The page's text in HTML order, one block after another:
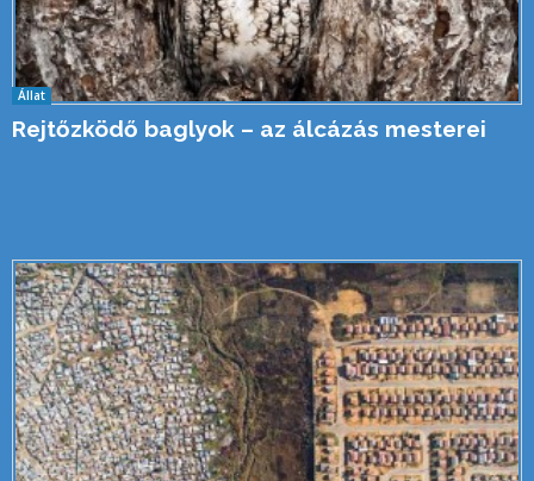
Állat
Rejtőzködő baglyok – az álcázás mesterei